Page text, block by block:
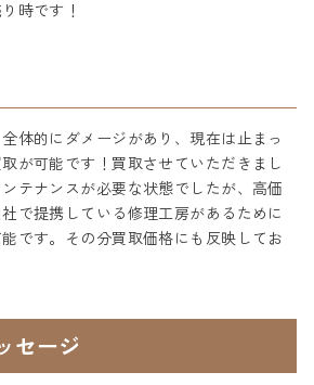
時です！
体的にダメージがあり、現在は止まっ
が可能です！買取させていただきまし
テナンスが必要な状態でしたが、高価
で提携している修理工房があるために
です。その分買取価格にも反映してお
セージ